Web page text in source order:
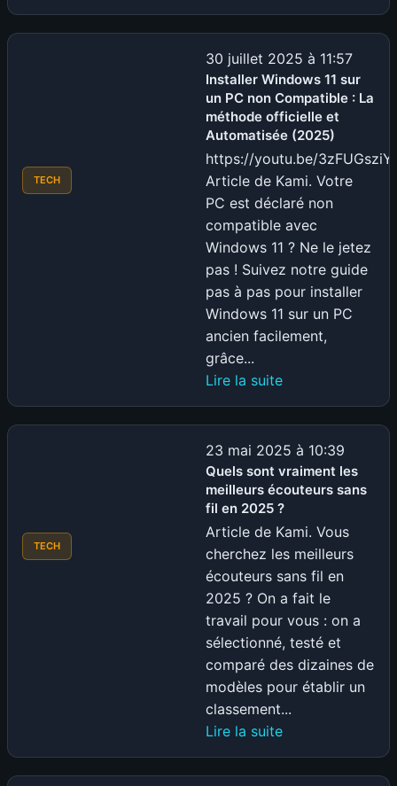
quoi
un
« Embed »
Twitch
?
On
vous
explique
tout
TECH
30 juillet 2025 à 11:57
Installer Windows 11 sur
un PC non Compatible : La
méthode officielle et
Automatisée (2025)
https://youtu.be/
Article de Kami. Votre
PC est déclaré non
compatible avec
Windows 11 ? Ne le jetez
pas ! Suivez notre guide
pas à pas pour installer
Windows 11 sur un PC
ancien facilement,
grâce...
Lire la suite:
Windows
11
sur
un
PC
non
Compatible
:
La
méthode
officielle
et
Automatisée
(2025)
TECH
23 mai 2025 à 10:39
Quels sont vraiment les
meilleurs écouteurs sans
fil en 2025 ?
Article de Kami. Vous
cherchez les meilleurs
écouteurs sans fil en
2025 ? On a fait le
travail pour vous : on a
sélectionné, testé et
comparé des dizaines de
modèles pour établir un
classement...
Lire la suite:
sont